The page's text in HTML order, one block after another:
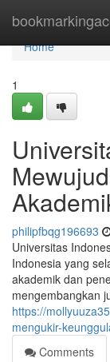
Home
Home
1
philipfbqg196693
Universitas
Indonesia yang
akademik dan
mengembangkan
https://
mengukir-
Comments